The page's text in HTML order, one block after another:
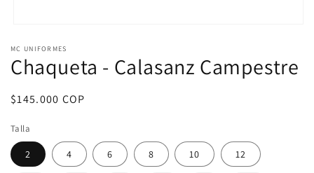
multimedia
1
en
ventana
modal
MC UNIFORMES
Chaqueta - Calasanz Campestre
Precio
$145.000 COP
Talla
2 4 6 8 10 12